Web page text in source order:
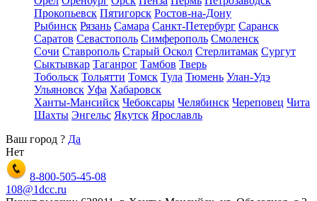
Прокопьевск Пятигорск Ростов-на-Дону
Рыбинск Рязань Самара Санкт-Петербург Саранск
Саратов Севастополь Симферополь Смоленск
Сочи Ставрополь Старый Оскол Стерлитамак Сургут
Сыктывкар Таганрог Тамбов Тверь
Тобольск Тольятти Томск Тула Тюмень Улан-Удэ
Ульяновск Уфа Хабаровск
Ханты-Мансийск Чебоксары Челябинск Череповец Чита
Шахты Энгельс Якутск Ярославль
Ваш город ? Да
Нет
8-800-505-45-08
108@1dcc.ru